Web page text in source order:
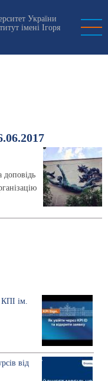
України
імені Ігоря
ім.
від